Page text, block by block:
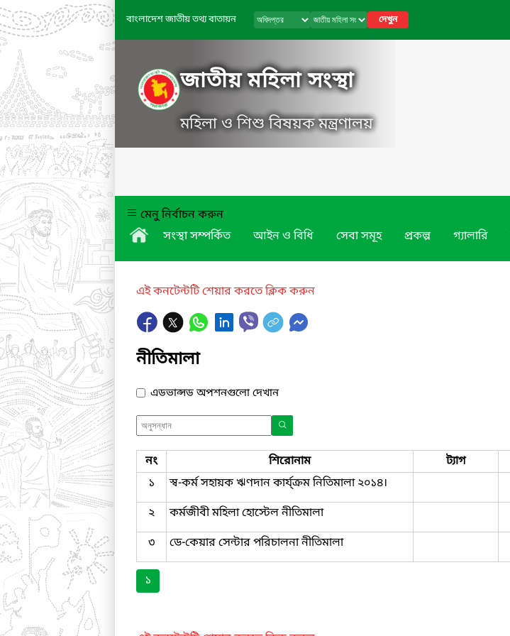
বাংলাদেশ জাতীয় তথ্য বাতায়ন দেখুন
জাতীয় মহিলা সংস্থা
মহিলা ও শিশু বিষয়ক মন্ত্রণালয়
মেনু নির্বাচন করুন
সংস্থা সম্পর্কিত
আইন ও বিধি সেবা সমূহ প্রকল্প গ্যালারি
এই কনটেন্টটি শেয়ার করতে ক্লিক করুন
নীতিমালা
এডভান্সড অপশনগুলো দেখান
নং শিরোনাম ট্যাগ
১
স্ব-কর্ম সহায়ক ঋণদান কার্য্ক্রম নিতিমালা ২০১৪।
২
কর্মজীবী মহিলা হোস্টেল নীতিমালা
৩
ডে-কেয়ার সেন্টার পরিচালনা নীতিমালা
১